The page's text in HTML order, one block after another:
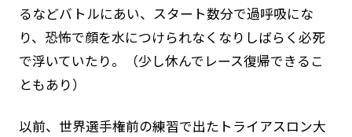
るなどバトルにあい、スタート数分で過呼吸にな
り、恐怖で顔を水につけられなくなりしばらく必死
で浮いていたり。（少し休んでレース復帰できるこ
ともあり）
以前、世界選手権前の練習で出たトライアスロン大